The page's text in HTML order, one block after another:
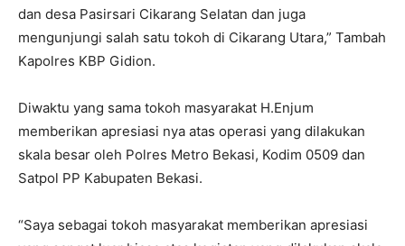
dan desa Pasirsari Cikarang Selatan dan juga
mengunjungi salah satu tokoh di Cikarang Utara,” Tambah
Kapolres KBP Gidion.
Diwaktu yang sama tokoh masyarakat H.Enjum
memberikan apresiasi nya atas operasi yang dilakukan
skala besar oleh Polres Metro Bekasi, Kodim 0509 dan
Satpol PP Kabupaten Bekasi.
“Saya sebagai tokoh masyarakat memberikan apresiasi